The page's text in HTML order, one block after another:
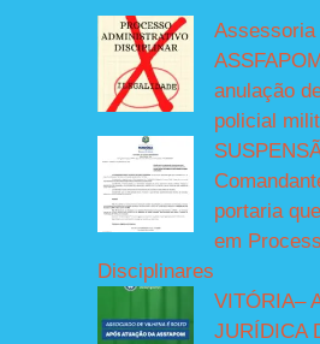
anulação
policial
portaria
em
Disciplinares
VITÓRIA–
JURÍDICA